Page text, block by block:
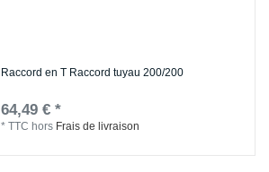
Raccord en T Raccord tuyau 200/200
64,49 € *
*TTC hors Frais de livraison